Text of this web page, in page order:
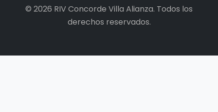
© 2026 RIV Concorde Villa Alianza. Todos los
derechos reservados.